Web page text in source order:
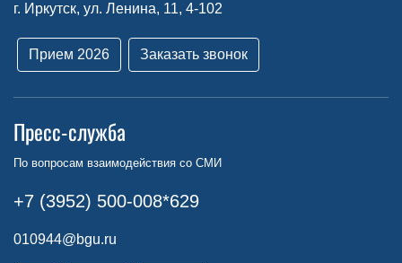
г. Иркутск, ул. Ленина, 11, 4-102
Прием 2026 Заказать звонок
Пресс-служба
По вопросам взаимодействия со СМИ
+7 (3952) 500-008*629
010944@bgu.ru